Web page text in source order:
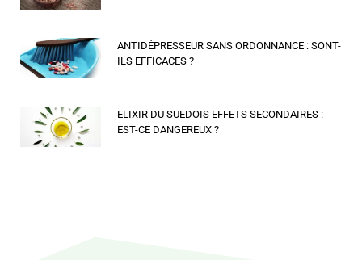
ANTIDÉPRESSEUR SANS ORDONNANCE : SONT-
ILS EFFICACES ?
ELIXIR DU SUEDOIS EFFETS SECONDAIRES :
EST-CE DANGEREUX ?